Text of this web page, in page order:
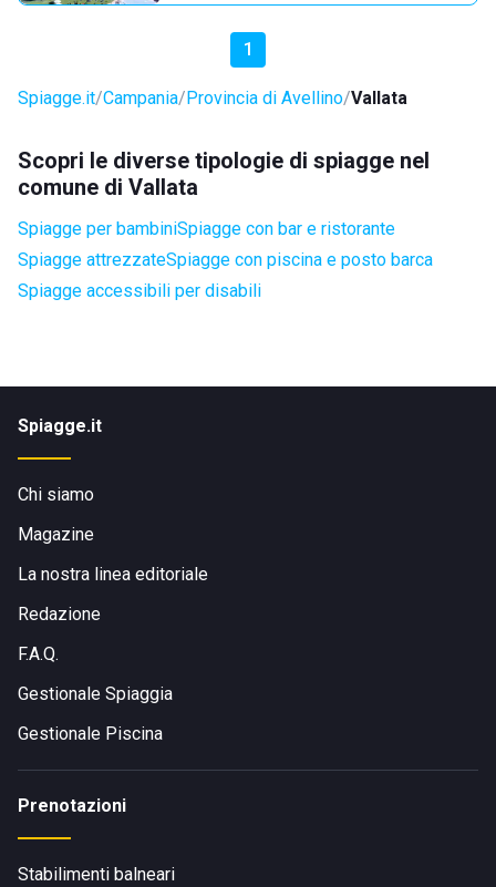
1
Spiagge.it Campania Provincia di Avellino Vallata
Scopri le diverse tipologie di spiagge nel
comune di Vallata
Spiagge per bambiniSpiagge con bar e ristorante
Spiagge attrezzateSpiagge con piscina e posto barca
Spiagge accessibili per disabili
Spiagge.it
Chi siamo
Magazine
La nostra linea editoriale
Redazione
F.A.Q.
Gestionale Spiaggia
Gestionale Piscina
Prenotazioni
Stabilimenti balneari